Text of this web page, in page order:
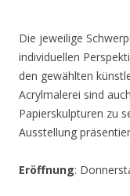
Die jeweilige
individuellen
den gewählten
Acrylmalerei sind
Papierskulpturen zu
Ausstellung
Eröffnung: